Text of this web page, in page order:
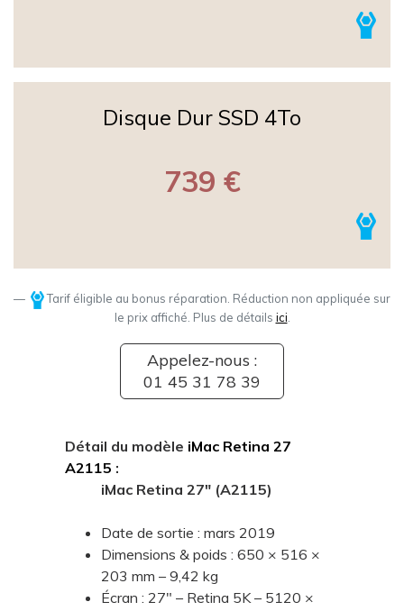
Disque Dur SSD 4To
739 €
Tarif éligible au bonus réparation. Réduction non appliquée sur
le prix affiché. Plus de détails ici
Appelez-nous :
01 45 31 78 39
Détail du modèle iMac Retina 27
A2115 :
iMac Retina 27" (A2115)
Date de sortie : mars 2019
Dimensions & poids : 650 × 516 ×
203 mm – 9,42 kg
Écran : 27" – Retina 5K – 5120 ×